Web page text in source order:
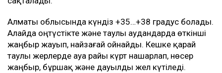
Алматы облысында күндіз +35…+38 градус болады.
Алайда оңтүстікте және таулы аудандарда өткінші
жаңбыр жауып, найзағай ойнайды. Кешке қарай
таулы жерлерде ауа райы күрт нашарлап, нөсер
жаңбыр, бұршақ және дауылды жел күтіледі.